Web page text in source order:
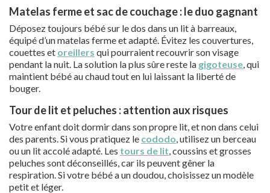
Matelas ferme et sac de couchage : le duo gagnant
Déposez toujours bébé sur le dos dans un lit à barreaux,
équipé d’un matelas ferme et adapté. Évitez les couvertures,
couettes et oreillers qui pourraient recouvrir son visage
pendant la nuit. La solution la plus sûre reste la gigoteuse , qui
maintient bébé au chaud tout en lui laissant la liberté de
bouger.
Tour de lit et peluches : attention aux risques
Votre enfant doit dormir dans son propre lit, et non dans celui
des parents. Si vous pratiquez le cododo , utilisez un berceau
ou un lit accolé adapté. Les tours de lit , coussins et grosses
peluches sont déconseillés, car ils peuvent gêner la
respiration. Si votre bébé a un doudou, choisissez un modèle
petit et léger.